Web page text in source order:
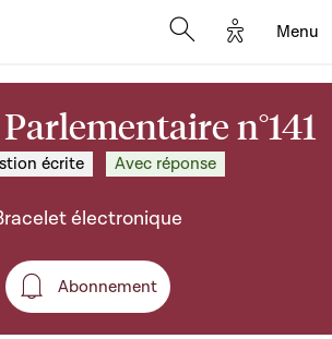
Options
Menu
n°141
écrite Avec réponse
électronique
Abonnement
Abonnement